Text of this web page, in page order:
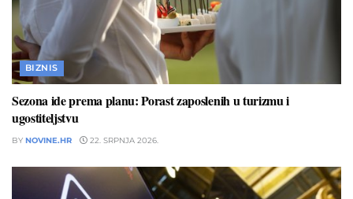
BIZNIS
Sezona ide prema planu: Porast zaposlenih u turizmu i
ugostiteljstvu
BY NOVINE.HR 22. SRPNJA 2026.